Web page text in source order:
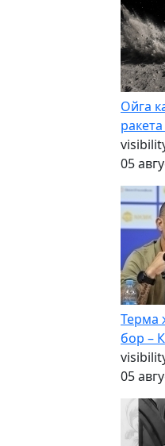
Ойга
05
Терма
бор –
05